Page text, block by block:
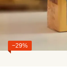
−29%